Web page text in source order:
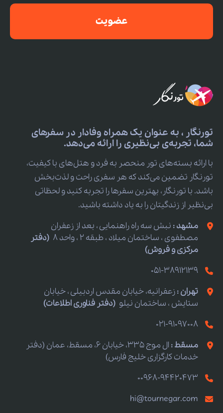
عضویت
تورنگار ، به عنوان یک همراه وفادار در سفرهای
شما، تجربه‌ی بی‌نظیری را ارائه می‌دهد.
با ارائه بسته‌های تور منحصر به فرد و هتل‌های با کیفیت،
تورنگار تضمین می‌کند که هر سفری راحت و لذت‌بخش
باشد. با تورنگار، بهترین سفرها را تجربه کنید و لحظاتی
بی‌نظیر از زندگیتان را به یاد داشته باشید.
مشهد : نبش سه راه راهنمایی ، بعد از زعفران
مصطفوی ، ساختمان میلاد ، طبقه 2 ، واحد 8
(دفتر
مرکزی و فروش)
051-38912139
تهران :زعفرانیه، خیابان مقدس اردبیلی ، خیابان
ستایش ، ساختمان نیلو (دفتر فناوری اطلاعات)
021-91097008
مسقط :
ال موج 335، خیابان 6، مسقط، عمان (دفتر
خدمات کارگزاری خلیج فارس)
00968-94420473
hi@tournegar.com